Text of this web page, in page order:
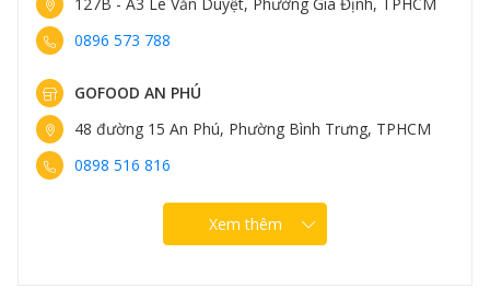
Ngoài ra, còn rất nhiều vi chất khác hỗ trợ tuần hoàn
máu, tăng cường trí nhớ, và đặc biệt, vô cùng có lợi đối
với phụ nữ mang thai.
0896 573 788
GOFOOD AN PHÚ
48 đường 15 An Phú, Phường Bình Trưng, TPHCM
0898 516 816
Xem thêm